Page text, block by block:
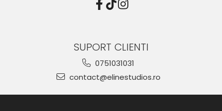
SUPORT CLIENTI
0751031031
contact@elinestudios.ro